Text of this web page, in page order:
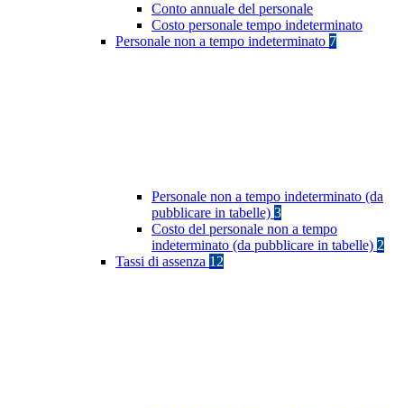
Conto annuale del personale
Costo personale tempo indeterminato
Personale non a tempo indeterminato 7
Personale non a tempo indeterminato (da
pubblicare in tabelle) 3
Costo del personale non a tempo
indeterminato (da pubblicare in tabelle) 2
Tassi di assenza 12